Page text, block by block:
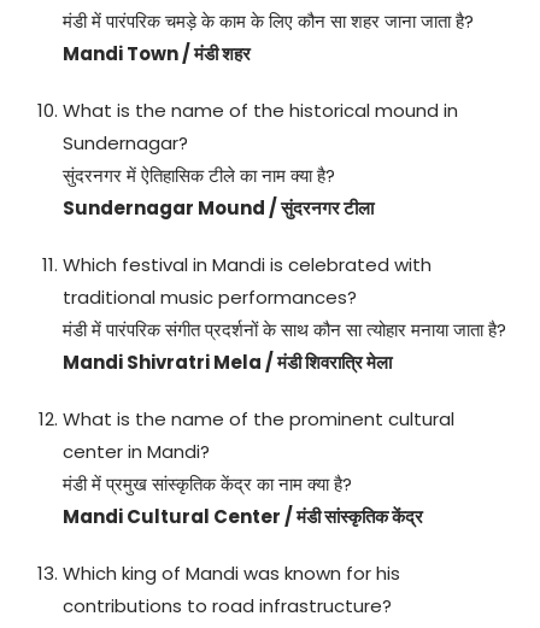
मंडी में पारंपरिक चमड़े के काम के लिए कौन सा शहर जाना जाता है?
Mandi Town / मंडी शहर
What is the name of the historical mound in
Sundernagar?
सुंदरनगर में ऐतिहासिक टीले का नाम क्या है?
Sundernagar Mound / सुंदरनगर टीला
Which festival in Mandi is celebrated with
traditional music performances?
मंडी में पारंपरिक संगीत प्रदर्शनों के साथ कौन सा त्योहार मनाया जाता है?
Mandi Shivratri Mela / मंडी शिवरात्रि मेला
What is the name of the prominent cultural
center in Mandi?
मंडी में प्रमुख सांस्कृतिक केंद्र का नाम क्या है?
Mandi Cultural Center / मंडी सांस्कृतिक केंद्र
Which king of Mandi was known for his
contributions to road infrastructure?